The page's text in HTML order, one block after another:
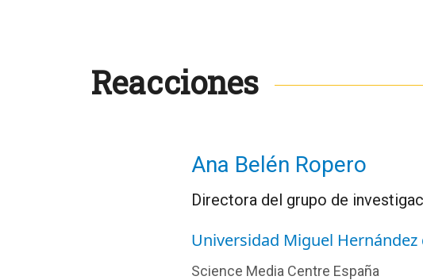
Reacciones
Ana Belén Ropero
Directora del grupo de
Universidad Miguel Hernández
Science Media Centre España